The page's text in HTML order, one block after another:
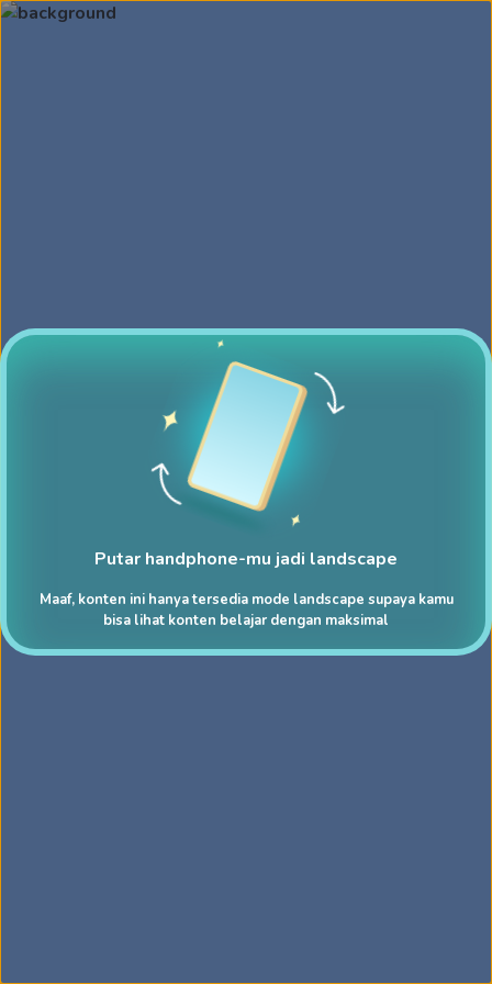
Putar handphone-mu jadi landscape
Maaf, konten ini hanya tersedia mode landscape supaya kamu
bisa lihat konten belajar dengan maksimal